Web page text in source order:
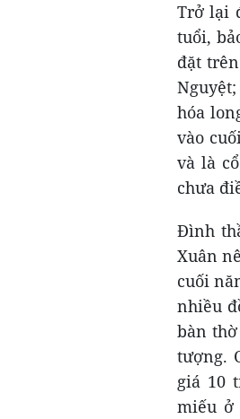
Trở lại
tuổi,
đặt
hóa
vào
và là
chưa
Đình
Xuân
cuối
nhiều
bàn
tượng.
giá 10
miếu ở